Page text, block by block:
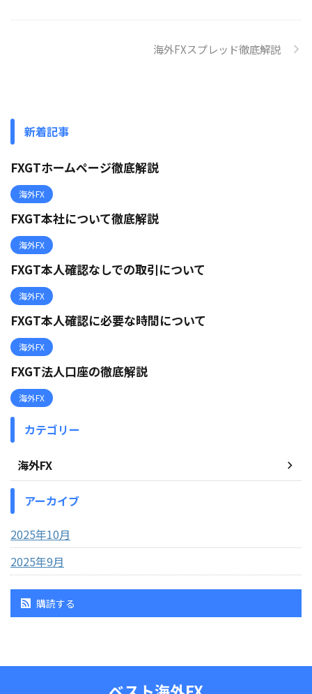
海外FXスプレッド徹底解説
新着記事
FXGTホームページ徹底解説
海外FX
FXGT本社について徹底解説
海外FX
FXGT本人確認なしでの取引について
海外FX
FXGT本人確認に必要な時間について
海外FX
FXGT法人口座の徹底解説
海外FX
カテゴリー
海外FX
アーカイブ
2025年10月
2025年9月
購読する